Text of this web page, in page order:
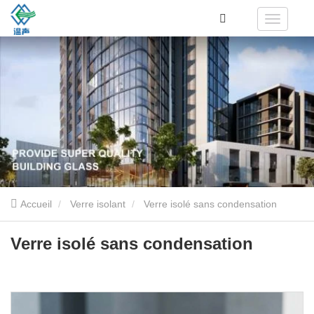
Accueil Verre isolant Verre isolé sans condensation
Verre isolé sans condensation